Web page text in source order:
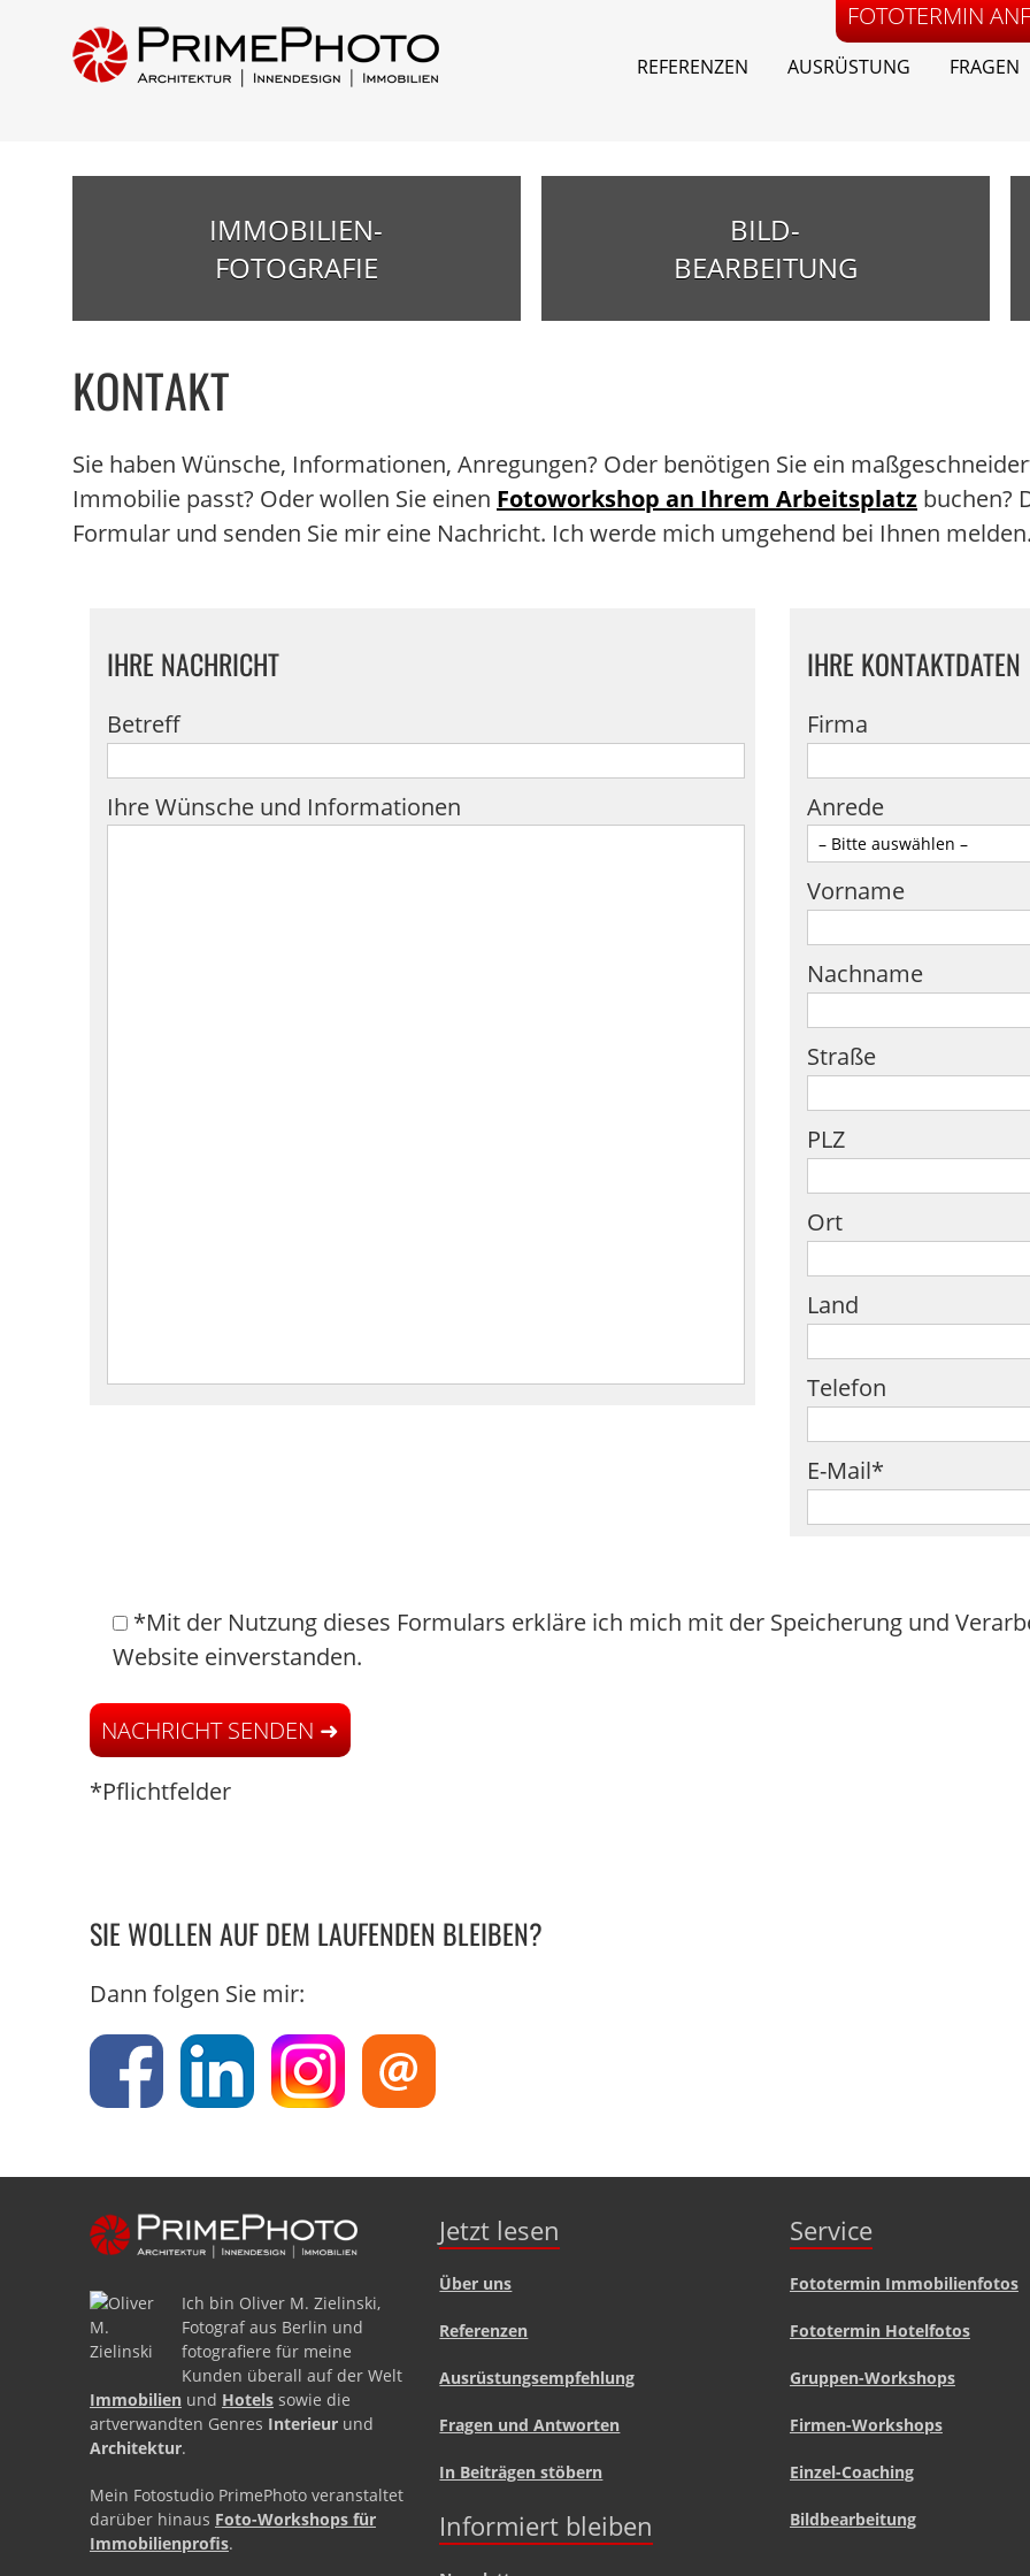
FOTOTERMIN
REFERENZEN AUSRÜSTUNG FRAGEN
IMMOBILIEN-
FOTOGRAFIE
BILD-
BEARBEITUNG
KONTAKT
Sie haben Wünsche, Informationen, Anregungen? Oder benötigen Sie ein
Immobilie passt? Oder wollen Sie einen Fotoworkshop an Ihrem Arbeitsplatz buchen?
Formular und senden Sie mir eine Nachricht. Ich werde mich umgehend bei Ihnen
IHRE NACHRICHT
Betreff
Ihre Wünsche und Informationen
IHRE KONTAKTDATEN
Firma
Anrede
Vorname
Nachname
Straße
PLZ
Ort
Land
Telefon
E-Mail*
*Mit der Nutzung dieses Formulars erkläre ich mich mit der Speicherung und
Website einverstanden.
*Pflichtfelder
SIE WOLLEN AUF DEM LAUFENDEN BLEIBEN?
Dann folgen Sie mir:
Ich bin Oliver M. Zielinski,
Fotograf aus Berlin und
fotografiere für meine
Kunden überall auf der Welt
Immobilienund Hotelssowie die
artverwandten Genres Interieurund
Architektur.
Mein Fotostudio PrimePhoto veranstaltet
darüber hinaus Foto-Workshops für
Immobilienprofis.
Jetzt lesen
Über uns
Referenzen
Ausrüstungsempfehlung
Fragen und Antworten
In Beiträgen stöbern
Informiert bleiben
Service
Fototermin Immobilienfotos
Fototermin Hotelfotos
Gruppen-Workshops
Firmen-Workshops
Einzel-Coaching
Bildbearbeitung